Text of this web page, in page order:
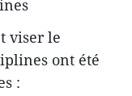
viser le
ont été
: